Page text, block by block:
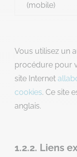
(mobile)
Vous utilisez un
procédure pour
site Internet
cookies. Ce site
anglais.
1.2.2. Liens